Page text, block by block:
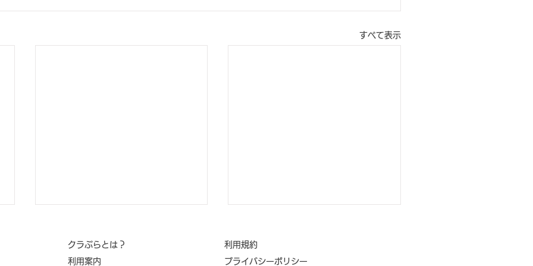
すべて表示
クラぶらとは？
利用案内
利用規約
​プライバシーポリシー